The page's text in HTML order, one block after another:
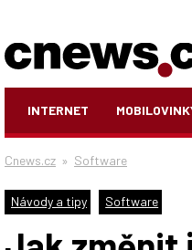
INTERNET
Cnews.cz » Software
Návody a tipy Software